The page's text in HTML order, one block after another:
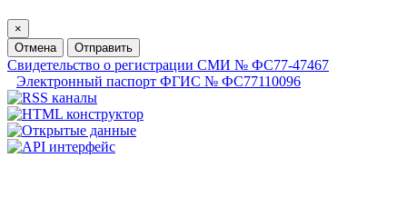
×
Отмена
Отправить
Свидетельство о регистрации СМИ № ФС77-47467
Электронный паспорт ФГИС № ФС77110096